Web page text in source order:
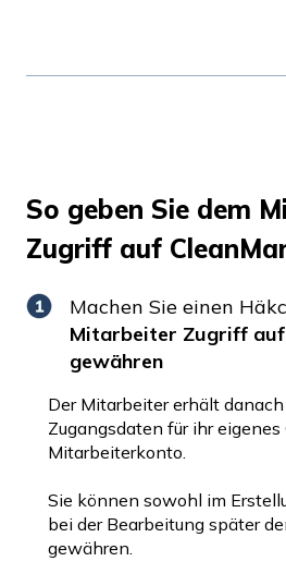
So geben Sie dem
Zugriff auf
Machen Sie einen
Mitarbeiter Zugriff auf
gewähren
Der Mitarbeiter erhält
Zugangsdaten für ihr
Mitarbeiterkonto.
Sie können sowohl im
bei der Bearbeitung später
gewähren.